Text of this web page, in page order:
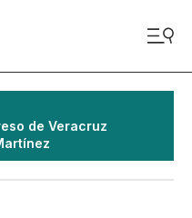
de Veracruz